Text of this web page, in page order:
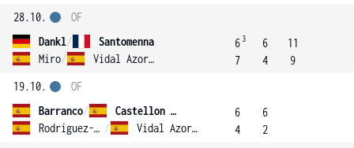
28.10.
Dankl/
Santomenna
Miro/ Vidal Azorin
OF
6 3
7
6
4
11
9
19.10.
Barranco/
Castellon Guasch
Rodriguez-Manzano / Vidal Azorin
OF
6
4
6
2